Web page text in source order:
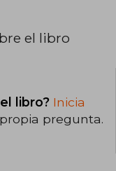
el libro
libro? Inicia
pregunta.